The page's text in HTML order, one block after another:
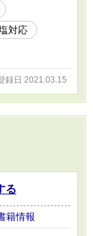
ているので
もなく中世ヨ
架空の世界の
対応
録日 2021.03.15
る
籍情報